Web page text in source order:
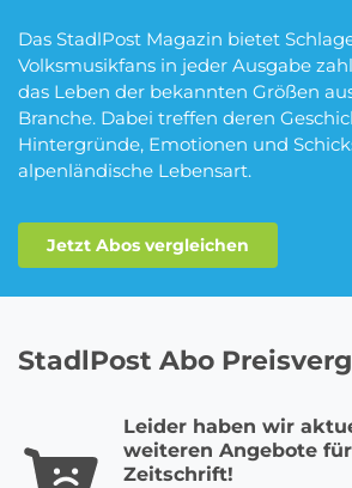
Kino Abo
Musik-Streaming Abo
Roller Abo
Sprachlern App Abo
Das StadlPost Magazin bietet
Volksmusikfans in jeder Ausgabe
das Leben der bekannten Größen
Branche. Dabei treffen deren
Hintergründe, Emotionen und
alpenländische Lebensart.
Jetzt Abos vergleichen
StadlPost Abo
Leider haben wir
weiteren Angebote
Zeitschrift!